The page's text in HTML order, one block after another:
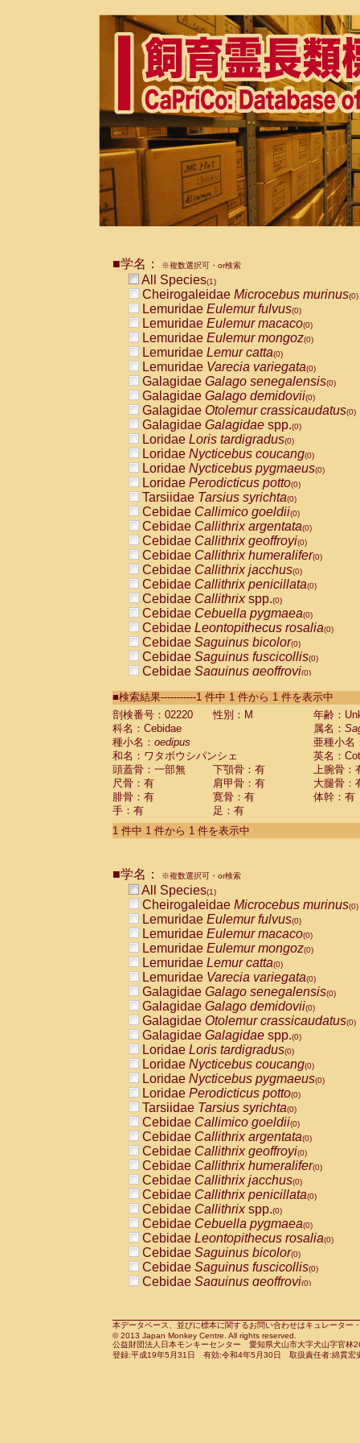
■学名： ※複数選択可・or検索
All Species(1)
Cheirogaleidae Microcebus murinus(0)
Lemuridae Eulemur fulvus(0)
Lemuridae Eulemur macaco(0)
Lemuridae Eulemur mongoz(0)
Lemuridae Lemur catta(0)
Lemuridae Varecia variegata(0)
Galagidae Galago senegalensis(0)
Galagidae Galago demidovii(0)
Galagidae Otolemur crassicaudatus(0)
Galagidae Galagidae spp.(0)
Loridae Loris tardigradus(0)
Loridae Nycticebus coucang(0)
Loridae Nycticebus pygmaeus(0)
Loridae Perodicticus potto(0)
Tarsiidae Tarsius syrichta(0)
Cebidae Callimico goeldii(0)
Cebidae Callithrix argentata(0)
Cebidae Callithrix geoffroyi(0)
Cebidae Callithrix humeralifer(0)
Cebidae Callithrix jacchus(0)
Cebidae Callithrix penicillata(0)
Cebidae Callithrixspp.(0)
Cebidae Cebuella pygmaea(0)
Cebidae Leontopithecus rosalia(0)
Cebidae Saguinus bicolor(0)
Cebidae Saguinus fuscicollis(0)
Cebidae Saguinus geoffroyi(0)
CebidaeSaguinus labiatus(0)
Cebidae Saguinus leucopus (0)
Cebidae
Cebidae
CebidaeSaguinus nigricollis (0)
Cebidae Saguinus oedipus
Cebidae Saguinus weddelli
Cebidae Saguinusspp.
Cebidae Aotus trivirgatus
Cebidae Cebus albifrons
CebidaeCebus nigrivittatus
CebidaeCebus
CebidaeSaimiri boliviensis(0)
CebidaeSaimiri sciureus(0)
AtelidaeAlouatta caraya(0)
AtelidaeAlouatta fusca(0)
AtelidaeAlouatta seniculus
AtelidaeAlouattaspp.(0)
AtelidaeAteles belzebuth(0)
AtelidaeAteles geoffroyi(0)
AtelidaeAteles paniscus(0)
AtelidaeAtelesspp.(0)
Atelidae Lagothrix lagothricha
AtelidaeLagothrix lagothricha cana
PitheciidaeCacajao calvus
PitheciidaeCallicebus cupreus
PitheciidaeCallicebus donacophilus
PitheciidaeCallicebus moloch
PitheciidaeCallicebus torquatus
PitheciidaeCallicebusspp.(0)
PitheciidaeChiropotes satanas(0)
PitheciidaePithecia monachus
PitheciidaePithecia pithecia(0)
CercopithecidaeCercocebus agilis
CercopithecidaeCercocebus
CercopithecidaeCercocebus
CercopithecidaeCercocebus
CercopithecidaeCercocebus
CercopithecidaeCercocebushybrid
CercopithecidaePapio anubis(0)
CercopithecidaePapio cynocephalus
CercopithecidaePapio hamadryas(0)
■検索結果-----------1 件中 1 件から 1 件を表示中
剖検番号：02220
性別：M
年齢：
科名：Cebidae
属名：
種小名： oedipus
亜種小名
和名：ワタボウシパンシェ
英名：
頭蓋骨：一部無
下顎骨：有
上腕骨：
尺骨：有
肩甲骨：有
大腿骨：
腓骨：有
寛骨：有
体幹：有
手：有
足：有
1 件中 1 件から 1 件を表示中
■学名： ※複数選択可・or検索
All Species(1)
Cheirogaleidae Microcebus murinus(0)
Lemuridae Eulemur fulvus(0)
Lemuridae Eulemur macaco(0)
Lemuridae Eulemur mongoz(0)
Lemuridae Lemur catta(0)
Lemuridae Varecia variegata(0)
Galagidae Galago senegalensis(0)
Galagidae Galago demidovii(0)
Galagidae Otolemur crassicaudatus(0)
Galagidae Galagidae spp.(0)
Loridae Loris tardigradus(0)
Loridae Nycticebus coucang(0)
Loridae Nycticebus pygmaeus(0)
Loridae Perodicticus potto(0)
Tarsiidae Tarsius syrichta(0)
Cebidae Callimico goeldii(0)
Cebidae Callithrix argentata(0)
Cebidae Callithrix geoffroyi(0)
Cebidae Callithrix humeralifer(0)
Cebidae Callithrix jacchus(0)
Cebidae Callithrix penicillata(0)
Cebidae Callithrixspp.(0)
Cebidae Cebuella pygmaea(0)
Cebidae Leontopithecus rosalia(0)
Cebidae Saguinus bicolor(0)
Cebidae Saguinus fuscicollis(0)
Cebidae Saguinus geoffroyi(0)
CebidaeSaguinus leucopus(0)
CebidaeSaguinus midas(0)
Cebidae Saguinus mystax(0)
本データベース、並びに標本に関するお問い合わせはキュレータ
© 2013 Japan Monkey Centre. All rights reserved.
公益財団法人日本モンキーセンター 愛知県犬山市大字犬山字官
登録:平成19年5月31日 有効:令和4年5月30日 取扱責任者:綿貫宏